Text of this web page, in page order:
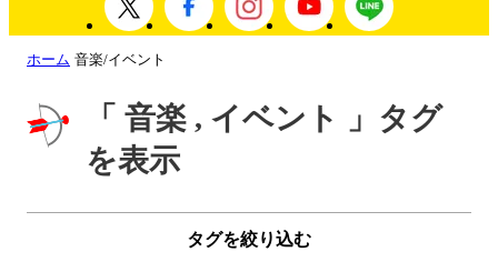
ホーム 音楽/イベント
「 音楽 , イベント 」タグ
を表示
タグを絞り込む